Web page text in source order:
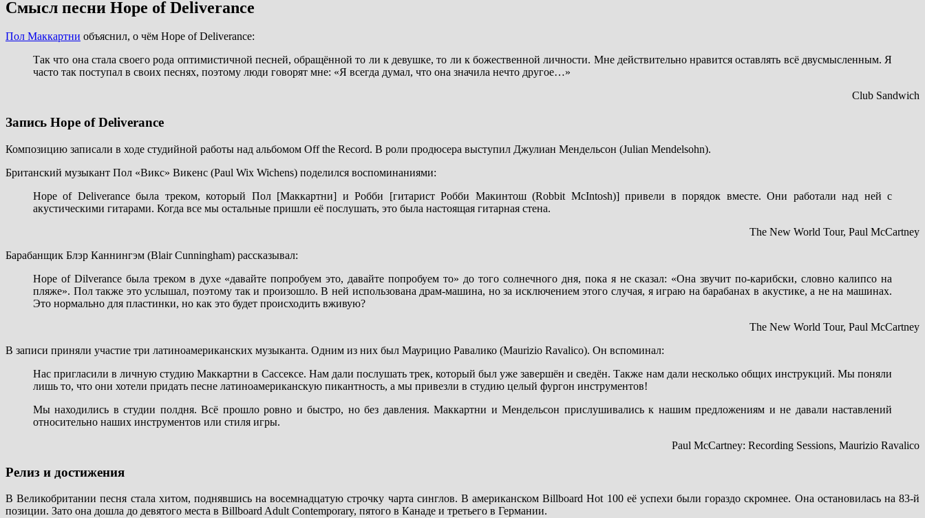
Смысл песни Hope of Deliverance
Пол Маккартни объяснил, о чём Hope of Deliverance:
Так что она стала своего рода оптимистичной песней, обращённой то ли к девушке, то ли к божественной личности. Мне действительно нравится оставлять всё двусмысленным. Я
часто так поступал в своих песнях, поэтому люди говорят мне: «Я всегда думал, что она значила нечто другое…»
Club Sandwich
Запись Hope of Deliverance
Композицию записали в ходе студийной работы над альбомом Off the Record. В роли продюсера выступил Джулиан Мендельсон (Julian Mendelsohn).
Британский музыкант Пол «Викс» Викенс (Paul Wix Wichens) поделился воспоминаниями:
Hope of Deliverance была треком, который Пол [Маккартни] и Робби [гитарист Робби Макинтош (Robbit McIntosh)] привели в порядок вместе. Они работали над ней с
акустическими гитарами. Когда все мы остальные пришли её послушать, это была настоящая гитарная стена.
The New World Tour, Paul McCartney
Барабанщик Блэр Каннингэм (Blair Cunningham) рассказывал:
Hope of Dilverance была треком в духе «давайте попробуем это, давайте попробуем то» до того солнечного дня, пока я не сказал: «Она звучит по-карибски, словно калипсо на
пляже». Пол также это услышал, поэтому так и произошло. В ней использована драм-машина, но за исключением этого случая, я играю на барабанах в акустике, а не на машинах.
Это нормально для пластинки, но как это будет происходить вживую?
The New World Tour, Paul McCartney
В записи приняли участие три латиноамериканских музыканта. Одним из них был Маурицио Равалико (Maurizio Ravalico). Он вспоминал:
Нас пригласили в личную студию Маккартни в Сассексе. Нам дали послушать трек, который был уже завершён и сведён. Также нам дали несколько общих инструкций. Мы поняли
лишь то, что они хотели придать песне латиноамериканскую пикантность, а мы привезли в студию целый фургон инструментов!
Мы находились в студии полдня. Всё прошло ровно и быстро, но без давления. Маккартни и Мендельсон прислушивались к нашим предложениям и не давали наставлений
относительно наших инструментов или стиля игры.
Paul McCartney: Recording Sessions, Maurizio Ravalico
Релиз и достижения
В Великобритании песня стала хитом, поднявшись на восемнадцатую строчку чарта синглов. В американском Billboard Hot 100 её успехи были гораздо скромнее. Она остановилась на 83-й
позиции. Зато она дошла до девятого места в Billboard Adult Contemporary, пятого в Канаде и третьего в Германии.